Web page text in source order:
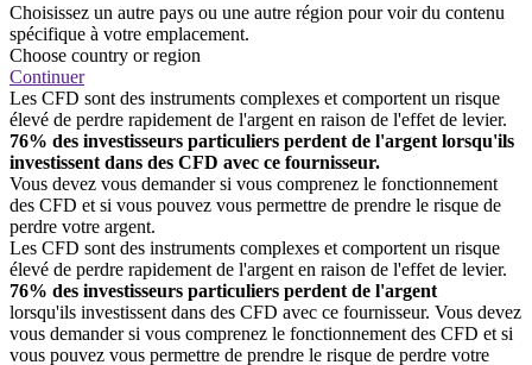
Choisissez un autre pays ou une autre région pour voir du contenu
spécifique à votre emplacement.
Choose country or region
Continuer
Les CFD sont des instruments complexes et comportent un risque
élevé de perdre rapidement de l'argent en raison de l'effet de levier.
76% des investisseurs particuliers perdent de l'argent lorsqu'ils
investissent dans des CFD avec ce fournisseur.
Vous devez vous demander si vous comprenez le fonctionnement
des CFD et si vous pouvez vous permettre de prendre le risque de
perdre votre argent.
Les CFD sont des instruments complexes et comportent un risque
élevé de perdre rapidement de l'argent en raison de l'effet de levier.
76% des investisseurs particuliers perdent de l'argent
lorsqu'ils investissent dans des CFD avec ce fournisseur. Vous devez
vous demander si vous comprenez le fonctionnement des CFD et si
vous pouvez vous permettre de prendre le risque de perdre votre